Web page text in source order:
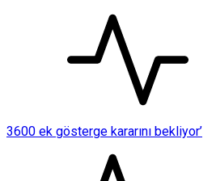
3600 ek gösterge kararını bekliyor’